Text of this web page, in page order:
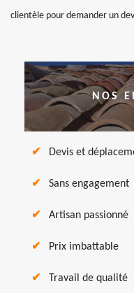
clientèle pour demander un
NOS
Devis et
Sans engagement
Artisan passionné
Prix imbattable
Travail de qualité